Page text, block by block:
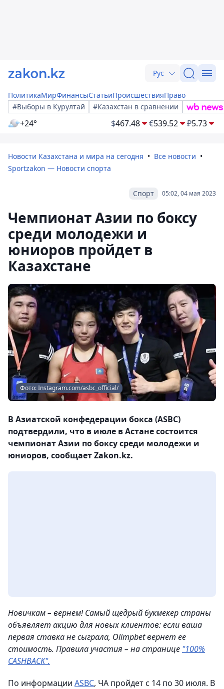
Рус
ПолитикаМирФинансыСтатьиПроисшествияПраво
#Выборы в Курултай
#Казахстан в сравнении
+24° $467.48 €539.52 ₽5.73
Новости Казахстана и мира на сегодня
Все новости
Sportzakon — Новости спорта
05:02, 04 мая 2023
Спорт
Чемпионат Азии по боксу
среди молодежи и
юниоров пройдет в
Казахстане
Фото: Instagram.com/asbc_official/
В Азиатской конфедерации бокса (ASBC)
подтвердили, что в июле в Астане состоится
чемпионат Азии по боксу среди молодежи и
юниоров, сообщает Zakon.kz.
Новичкам – вернем! Самый щедрый букмекер страны
объявляет акцию для новых клиентов: если ваша
первая ставка не сыграла, Olimpbet вернет ее
стоимость. Правила участия – на странице "100%
CASHBACK".
По информации ASBC, ЧА пройдет с 14 по 30 июля. В